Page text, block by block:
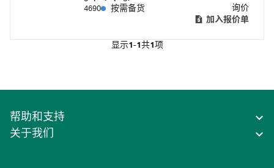
4690
按需备货
询价
加入报价单
显示1-1 共1 项
帮助和支持
关于我们